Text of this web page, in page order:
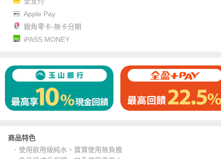
Apple Pay
銀角零卡-無卡分期
iPASS MONEY
商品特色
．使用飲用級純水，寶寶使用無負擔